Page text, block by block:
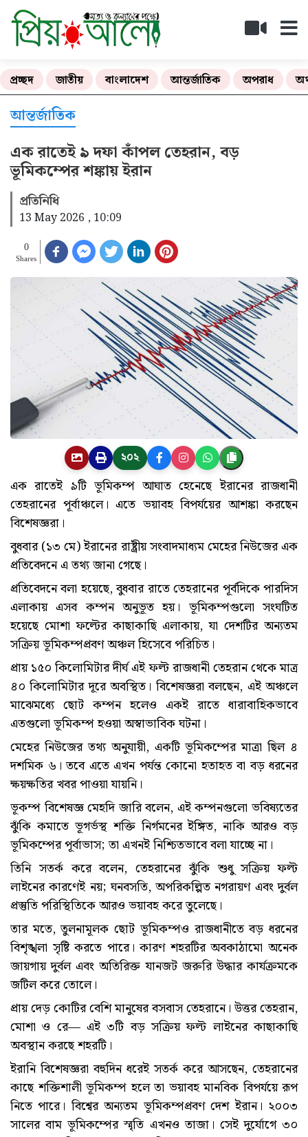
প্রচ্ছদ জাতীয় বাংলাদেশ আন্তর্জাতিক অপরাধ
আন্তর্জাতিক
এক রাতেই ৯ দফা কাঁপল তেহরান, বড়
ভূমিকম্পের শঙ্কায় ইরান
প্রতিনিধি
13 May 2026 , 10:09
0
Shares
২০২
এক রাতেই ৯টি ভূমিকম্প আঘাত হেনেছে ইরানের রাজধানী
তেহরানের পূর্বাঞ্চলে। এতে ভয়াবহ বিপর্যয়ের আশঙ্কা করছেন
বিশেষজ্ঞরা।
বুধবার (১৩ মে) ইরানের রাষ্ট্রীয় সংবাদমাধ্যম মেহের নিউজের এক
প্রতিবেদনে এ তথ্য জানা গেছে।
প্রতিবেদনে বলা হয়েছে, বুধবার রাতে তেহরানের পূর্বদিকে পারদিস
এলাকায় এসব কম্পন অনুভূত হয়। ভূমিকম্পগুলো সংঘটিত
হয়েছে মোশা ফল্টের কাছাকাছি এলাকায়, যা দেশটির অন্যতম
সক্রিয় ভূমিকম্পপ্রবণ অঞ্চল হিসেবে পরিচিত।
প্রায় ১৫০ কিলোমিটার দীর্ঘ এই ফল্ট রাজধানী তেহরান থেকে মাত্র
৪০ কিলোমিটার দূরে অবস্থিত। বিশেষজ্ঞরা বলছেন, এই অঞ্চলে
মাঝেমধ্যে ছোট কম্পন হলেও একই রাতে ধারাবাহিকভাবে
এতগুলো ভূমিকম্প হওয়া অস্বাভাবিক ঘটনা।
মেহের নিউজের তথ্য অনুযায়ী, একটি ভূমিকম্পের মাত্রা ছিল ৪
দশমিক ৬। তবে এতে এখন পর্যন্ত কোনো হতাহত বা বড় ধরনের
ক্ষয়ক্ষতির খবর পাওয়া যায়নি।
ভূকম্প বিশেষজ্ঞ মেহদি জারি বলেন, এই কম্পনগুলো ভবিষ্যতের
ঝুঁকি কমাতে ভূগর্ভস্থ শক্তি নির্গমনের ইঙ্গিত, নাকি আরও বড়
ভূমিকম্পের পূর্বাভাস; তা এখনই নিশ্চিতভাবে বলা যাচ্ছে না।
তিনি সতর্ক করে বলেন, তেহরানের ঝুঁকি শুধু সক্রিয় ফল্ট
লাইনের কারণেই নয়; ঘনবসতি, অপরিকল্পিত নগরায়ণ এবং দুর্বল
প্রস্তুতি পরিস্থিতিকে আরও ভয়াবহ করে তুলেছে।
তার মতে, তুলনামূলক ছোট ভূমিকম্পও রাজধানীতে বড় ধরনের
বিশৃঙ্খলা সৃষ্টি করতে পারে। কারণ শহরটির অবকাঠামো অনেক
জায়গায় দুর্বল এবং অতিরিক্ত যানজট জরুরি উদ্ধার কার্যক্রমকে
জটিল করে তোলে।
প্রায় দেড় কোটির বেশি মানুষের বসবাস তেহরানে। উত্তর তেহরান,
মোশা ও রে— এই ৩টি বড় সক্রিয় ফল্ট লাইনের কাছাকাছি
অবস্থান করছে শহরটি।
ইরানি বিশেষজ্ঞরা বহুদিন ধরেই সতর্ক করে আসছেন, তেহরানের
কাছে শক্তিশালী ভূমিকম্প হলে তা ভয়াবহ মানবিক বিপর্যয়ে রূপ
নিতে পারে। বিশ্বের অন্যতম ভূমিকম্পপ্রবণ দেশ ইরান। ২০০৩
সালের বাম ভূমিকম্পের স্মৃতি এখনও তাজা। সেই দুর্যোগে ৩০